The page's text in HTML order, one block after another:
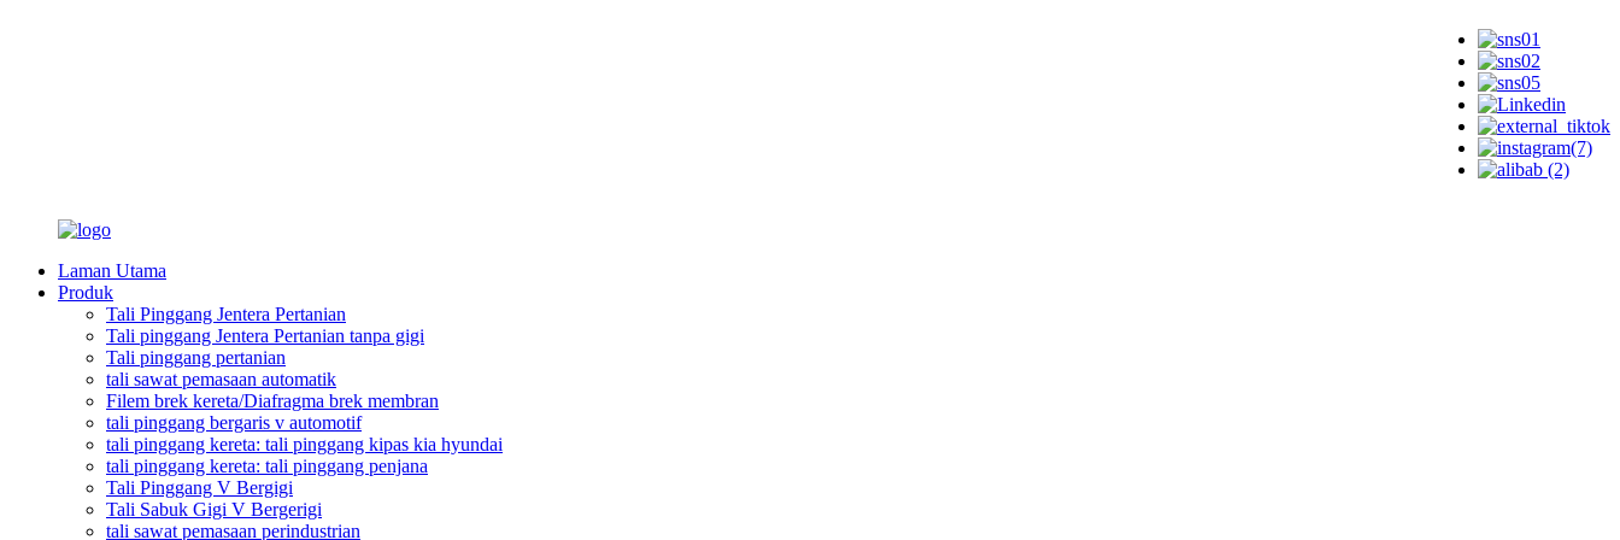
Laman Utama
Produk
Tali Pinggang Jentera Pertanian
Tali pinggang Jentera Pertanian tanpa gigi
Tali pinggang pertanian
tali sawat pemasaan automatik
Filem brek kereta/Diafragma brek membran
tali pinggang bergaris v automotif
tali pinggang kereta: tali pinggang kipas kia hyundai
tali pinggang kereta: tali pinggang penjana
Tali Pinggang V Bergigi
Tali Sabuk Gigi V Bergerigi
tali sawat pemasaan perindustrian